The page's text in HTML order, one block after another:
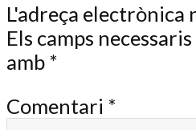
L'adreça electrònica
Els camps
amb *
Comentari *